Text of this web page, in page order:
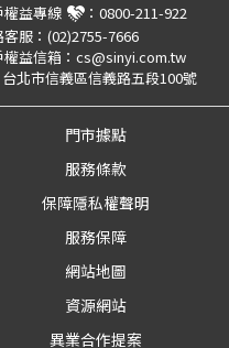
權益專線 ： 0800-211-922
服： (02)2755-7666
益信箱： cs@sinyi.com.tw
台北市信義區信義路五段100號
門市據點
服務條款
保障隱私權聲明
服務保障
網站地圖
資源網站
異業合作提案